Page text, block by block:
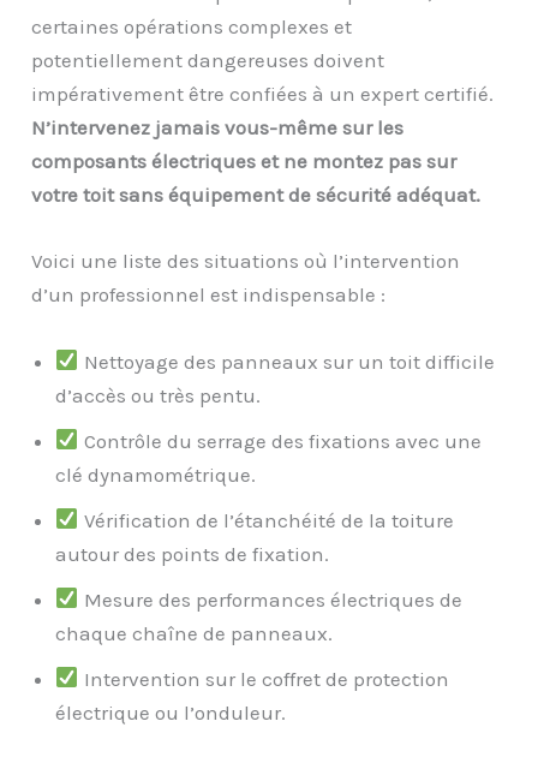
certaines opérations complexes et
potentiellement dangereuses doivent
impérativement être confiées à un expert certifié.
N’intervenez jamais vous-même sur les
composants électriques et ne montez pas sur
votre toit sans équipement de sécurité adéquat.
Voici une liste des situations où l’intervention
d’un professionnel est indispensable :
Nettoyage des panneaux sur un toit difficile
d’accès ou très pentu.
Contrôle du serrage des fixations avec une
clé dynamométrique.
Vérification de l’étanchéité de la toiture
autour des points de fixation.
Mesure des performances électriques de
chaque chaîne de panneaux.
Intervention sur le coffret de protection
électrique ou l’onduleur.